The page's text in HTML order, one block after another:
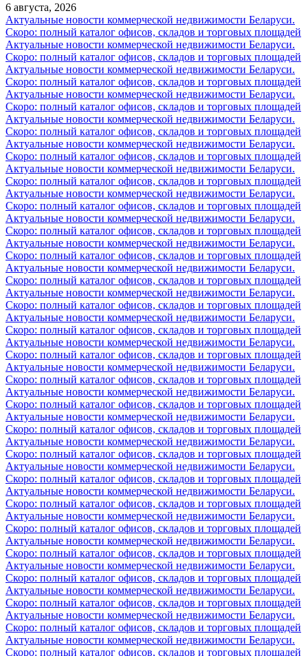
6 августа, 2026
Актуальные новости коммерческой недвижимости Беларуси.
Скоро: полный каталог офисов, складов и торговых площадей
Актуальные новости коммерческой недвижимости Беларуси.
Скоро: полный каталог офисов, складов и торговых площадей
Актуальные новости коммерческой недвижимости Беларуси.
Скоро: полный каталог офисов, складов и торговых площадей
Актуальные новости коммерческой недвижимости Беларуси.
Скоро: полный каталог офисов, складов и торговых площадей
Актуальные новости коммерческой недвижимости Беларуси.
Скоро: полный каталог офисов, складов и торговых площадей
Актуальные новости коммерческой недвижимости Беларуси.
Скоро: полный каталог офисов, складов и торговых площадей
Актуальные новости коммерческой недвижимости Беларуси.
Скоро: полный каталог офисов, складов и торговых площадей
Актуальные новости коммерческой недвижимости Беларуси.
Скоро: полный каталог офисов, складов и торговых площадей
Актуальные новости коммерческой недвижимости Беларуси.
Скоро: полный каталог офисов, складов и торговых площадей
Актуальные новости коммерческой недвижимости Беларуси.
Скоро: полный каталог офисов, складов и торговых площадей
Актуальные новости коммерческой недвижимости Беларуси.
Скоро: полный каталог офисов, складов и торговых площадей
Актуальные новости коммерческой недвижимости Беларуси.
Скоро: полный каталог офисов, складов и торговых площадей
Актуальные новости коммерческой недвижимости Беларуси.
Скоро: полный каталог офисов, складов и торговых площадей
Актуальные новости коммерческой недвижимости Беларуси.
Скоро: полный каталог офисов, складов и торговых площадей
Актуальные новости коммерческой недвижимости Беларуси.
Скоро: полный каталог офисов, складов и торговых площадей
Актуальные новости коммерческой недвижимости Беларуси.
Скоро: полный каталог офисов, складов и торговых площадей
Актуальные новости коммерческой недвижимости Беларуси.
Скоро: полный каталог офисов, складов и торговых площадей
Актуальные новости коммерческой недвижимости Беларуси.
Скоро: полный каталог офисов, складов и торговых площадей
Актуальные новости коммерческой недвижимости Беларуси.
Скоро: полный каталог офисов, складов и торговых площадей
Актуальные новости коммерческой недвижимости Беларуси.
Скоро: полный каталог офисов, складов и торговых площадей
Актуальные новости коммерческой недвижимости Беларуси.
Скоро: полный каталог офисов, складов и торговых площадей
Актуальные новости коммерческой недвижимости Беларуси.
Скоро: полный каталог офисов, складов и торговых площадей
Актуальные новости коммерческой недвижимости Беларуси.
Скоро: полный каталог офисов, складов и торговых площадей
Актуальные новости коммерческой недвижимости Беларуси.
Скоро: полный каталог офисов, складов и торговых площадей
Актуальные новости коммерческой недвижимости Беларуси.
Скоро: полный каталог офисов, складов и торговых площадей
Актуальные новости коммерческой недвижимости Беларуси.
Скоро: полный каталог офисов, складов и торговых площадей